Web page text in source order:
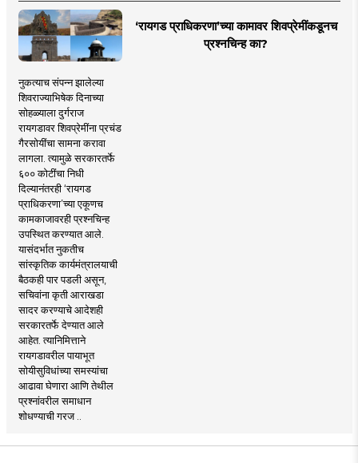
‘रायगड प्राधिकरणा’च्या कामावर शिवप्रेमींकडूनच
प्रश्नचिन्ह का?
नुकत्याच संपन्न झालेल्या
शिवराज्याभिषेक दिनाच्या
सोहळ्याला दुर्गराज
रायगडावर शिवप्रेमींना प्रचंड
गैरसोयींचा सामना करावा
लागला. त्यामुळे सरकारतर्फे
६०० कोटींचा निधी
दिल्यानंतरही ‘रायगड
प्राधिकरणा’च्या एकूणच
कामकाजावरही प्रश्नचिन्ह
उपस्थित करण्यात आले.
यासंदर्भात नुकतीच
सांस्कृतिक कार्यमंत्रालयाची
बैठकही पार पडली असून,
सचिवांना कृती आराखडा
सादर करण्याचे आदेशही
सरकारतर्फे देण्यात आले
आहेत. त्यानिमित्ताने
रायगडावरील पायाभूत
सोयीसुविधांच्या समस्यांचा
आढावा घेणारा आणि तेथील
प्रश्नांवरील समाधान
शोधण्याची गरज ..